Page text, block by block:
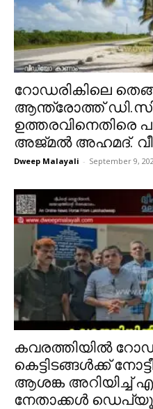
റോഡരികിലെ
ആന്ത്രോത്ത്
ഉത്തരവിനെതിരെ
അജ്മൽ അഹമദ്.
Dweep Malayali - September 9,
കവരത്തിയിൽ
കെട്ടിടങ്ങൾക്ക്
ആശങ്ക അറിയിച്ച്
നേതാക്കൾ